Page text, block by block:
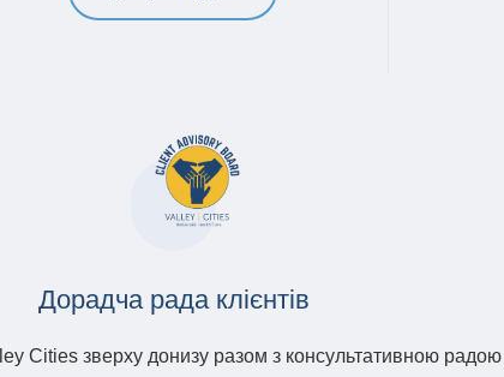
Дорадча рада клієнтів
Cities зверху донизу разом з консультативною радою